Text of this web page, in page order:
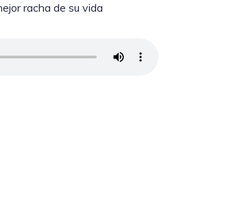
racha de su vida